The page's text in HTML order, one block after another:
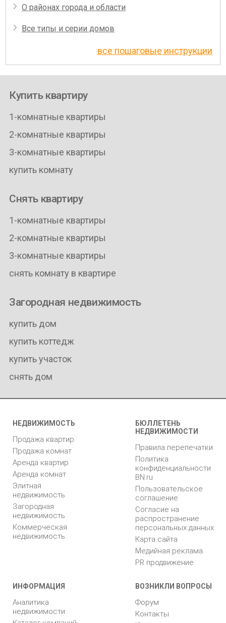
О районах города и области
Все типы и серии домов
все пошаговые инструкции
Купить квартиру
1-комнатные квартиры
2-комнатные квартиры
3-комнатные квартиры
купить комнату
Снять квартиру
1-комнатные квартиры
2-комнатные квартиры
3-комнатные квартиры
снять комнату в квартире
Загородная недвижимость
купить дом
купить коттедж
купить участок
снять дом
НЕДВИЖИМОСТЬ
Продажа квартир
Продажа комнат
Аренда квартир
Аренда комнат
Элитная
недвижимость
Загородная
недвижимость
Коммерческая
недвижимость
БЮЛЛЕТЕНЬ
НЕДВИЖИМОСТИ
Правила перепечатки
Политика
конфиденциальности
BN.ru
Пользовательское
соглашение
Согласие на
распространение
персональных данных
Карта сайта
Медийная реклама
PR продвижение
ИНФОРМАЦИЯ
Аналитика
недвижимости
ВОЗНИКЛИ ВОПРОСЫ
Форум
Контакты